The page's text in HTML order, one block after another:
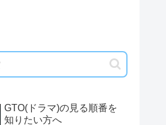
GTO(ドラマ)の見る順番を
知りたい方へ